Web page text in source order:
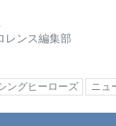
レンス編集部
ングヒーローズ ニュ